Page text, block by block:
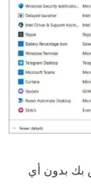
بك بدون أي